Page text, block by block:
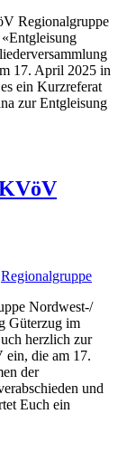
Regionalgruppe
17. April 2025 in
ein Kurzreferat
zur Entgleisung
Regionalgruppe
Nordwest-/
Güterzug im
herzlich zur
ein, die am 17.
der
und
Euch ein